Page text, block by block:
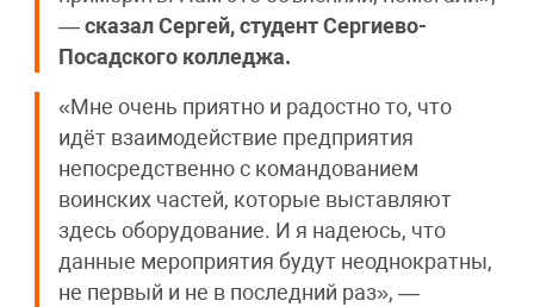
—сказал Сергей, студент Сергиево-
Посадского колледжа.
«Мне очень приятно и радостно то, что
идёт взаимодействие предприятия
непосредственно с командованием
воинских частей, которые выставляют
здесь оборудование. И я надеюсь, что
данные мероприятия будут неоднократны,
не первый и не в последний раз», —